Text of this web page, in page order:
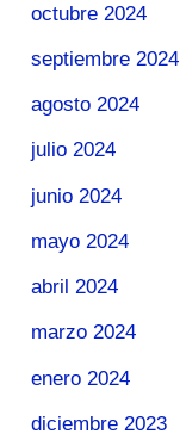
octubre 2024
septiembre 2024
agosto 2024
julio 2024
junio 2024
mayo 2024
abril 2024
marzo 2024
enero 2024
diciembre 2023